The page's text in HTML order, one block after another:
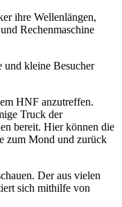
ihre Wellenlängen,
Rechenmaschine
und kleine Besucher
HNF anzutreffen.
Truck der
bereit. Hier können die
zum Mond und zurück
Der aus vielen
sich mithilfe von